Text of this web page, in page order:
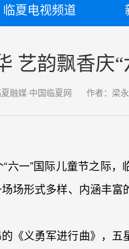
临夏电视频道
艺韵飘香庆“
融媒·中国临夏网
作者：梁
一”国际儿童节之际，
场形式多样、内涵丰
《义勇军进行曲》，